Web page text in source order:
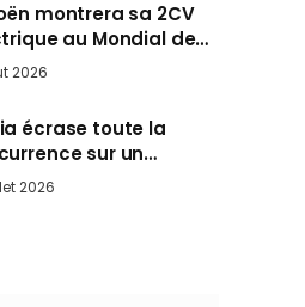
montrera sa 2CV
au Mondial de
pendant que BMW et
2026
écrase toute la
sur un
où personne ne
2026